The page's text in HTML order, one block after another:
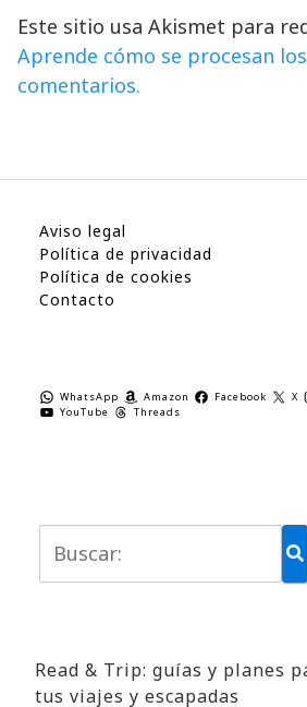
Este sitio usa Akismet para
Aprende cómo se procesan
comentarios.
Aviso legal
Política de privacidad
Política de cookies
Contacto
WhatsApp Amazon Facebook X
YouTube
Threads
Read & Trip: guías y planes
tus viajes y escapadas